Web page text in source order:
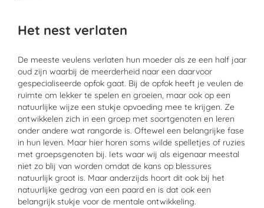
Het nest verlaten
De meeste veulens verlaten hun moeder als ze een half jaar
oud zijn waarbij de meerderheid naar een daarvoor
gespecialiseerde opfok gaat. Bij de opfok heeft je veulen de
ruimte om lekker te spelen en groeien, maar ook op een
natuurlijke wijze een stukje opvoeding mee te krijgen. Ze
ontwikkelen zich in een groep met soortgenoten en leren
onder andere wat rangorde is. Oftewel een belangrijke fase
in hun leven. Maar hier horen soms wilde spelletjes of ruzies
met groepsgenoten bij. Iets waar wij als eigenaar meestal
niet zo blij van worden omdat de kans op blessures
natuurlijk groot is. Maar anderzijds hoort dit ook bij het
natuurlijke gedrag van een paard en is dat ook een
belangrijk stukje voor de mentale ontwikkeling.